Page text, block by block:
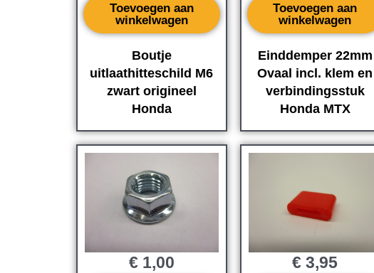
Boutje
uitlaathitteschild M6
zwart origineel
Honda
Toevoegen aan
winkelwagen
Einddemper 22mm
Ovaal incl. klem en
verbindingsstuk
Honda MTX
Toevoegen aan
winkelwagen
€1,00 € 3,95